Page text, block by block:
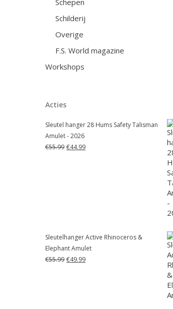
Schepen
Schilderij
Overige
F.S. World magazine
Workshops
Acties
Sleutel hanger 28 Hums Safety Talisman
Amulet - 2026
€55.99 Oorspronkelijke
€44.99Huidige
Sleutelhanger Active Rhinoceros &
Elephant Amulet
€55.99 Oorspronkelijke
€49.99Huidige